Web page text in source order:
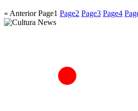
« Anterior Page1 Page2 Page3 Page4